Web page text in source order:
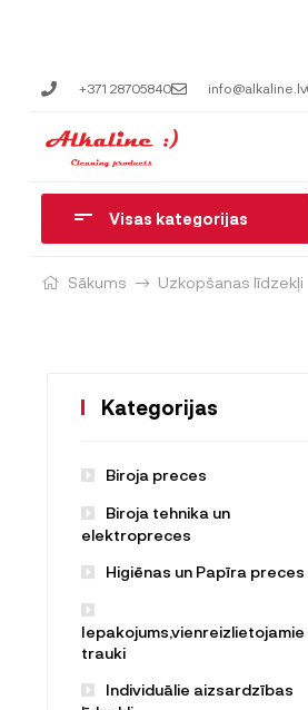
+371 28705840 info@alkaline.lv
Visas kategorijas
Sākums Uzkopšanas līdzekļi
Kategorijas
Biroja preces
Biroja tehnika un
elektropreces
Higiēnas un Papīra preces
Iepakojums,vienreizlietojamie
trauki
Individuālie aizsardzības